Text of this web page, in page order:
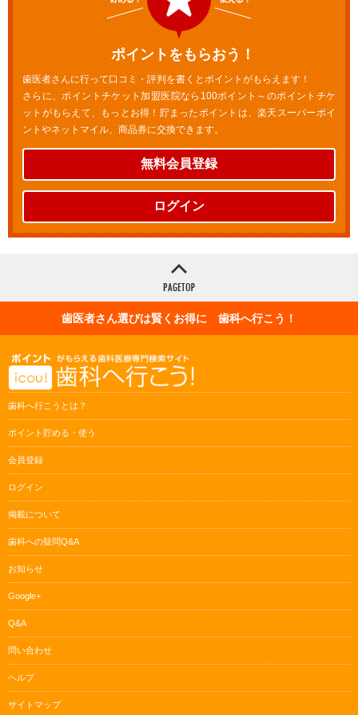
ポイントをもらおう！
歯医者さんに行って口コミ・評判を書くとポイントがもらえます！
さらに、ポイントチケット加盟医院なら100ポイント～のポイントチケ
ットがもらえて、もっとお得！貯まったポイントは、楽天スーパーポイ
ントやネットマイル、商品券に交換できます。
無料会員登録
ログイン
歯医者さん選びは賢くお得に 歯科へ行こう！
歯科へ行こうとは？
ポイント貯める・使う
会員登録
ログイン
掲載について
歯科への疑問Q&A
お知らせ
Google+
Q&A
問い合わせ
ヘルプ
サイトマップ